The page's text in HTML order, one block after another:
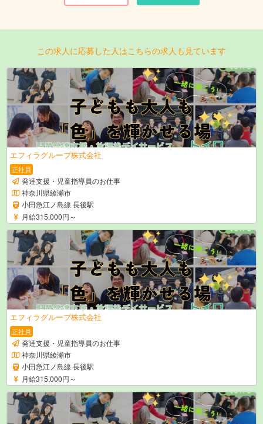
この求人に応募した人はこちらの求人も見ています
エフィラグループ株式会社
正社員
発達支援・児童指導員のお仕事
神奈川県綾瀬市
小田急江ノ島線 長後駅
月給315,000円～
エフィラグループ株式会社
正社員
発達支援・児童指導員のお仕事
神奈川県綾瀬市
小田急江ノ島線 長後駅
月給315,000円～